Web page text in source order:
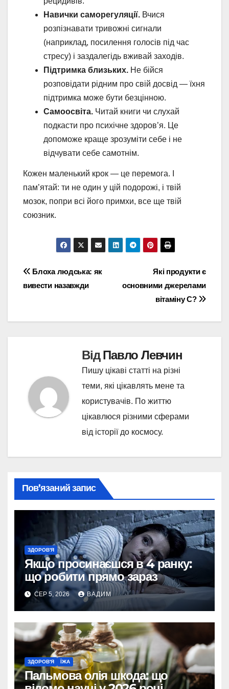
Навички саморегуляції. Вчися
розпізнавати тривожні сигнали
(наприклад, посилення голосів під час
стресу) і заздалегідь вживай заходів.
Підтримка близьких. Не бійся
розповідати рідним про свій досвід — їхня
підтримка може бути безцінною.
Самоосвіта. Читай книги чи слухай
подкасти про психічне здоров’я. Це
допоможе краще зрозуміти себе і не
відчувати себе самотнім.
Кожен маленький крок — це перемога. І
пам’ятай: ти не один у цій подорожі, і твій
мозок, попри всі його примхи, все ще твій
союзник.
Навігація
Які продукти є
основними джерелами
вітаміну С?
Блоха людська: як
вивести назавжди
ВідПавло Левчин
Пишу цікаві статті на різні
теми, які цікавлять мене та
користувачів. По життю
цікавлюся різними сферами
від історії до космосу.
Пов’язаний запис
ЗДОРОВ'Я
Якщо просинаєшся в 4 ранку:
що робити прямо зараз
СЕР 5, 2026 ВАДИМ
ЗДОРОВ'Я ЇЖА
Пальмова олія шкода: що